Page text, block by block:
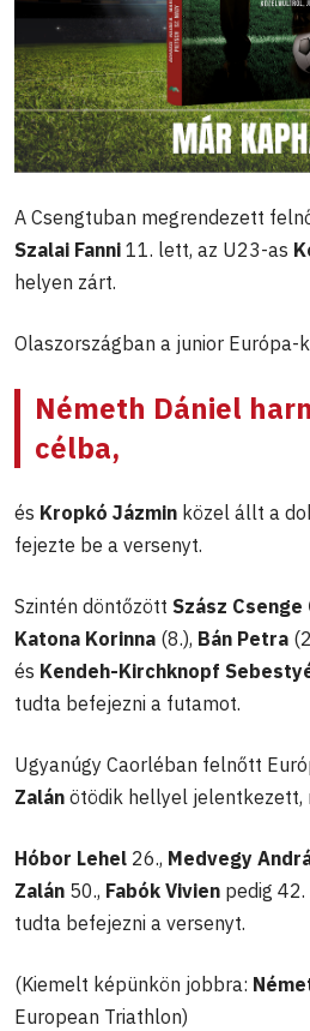
A Csengtuban megrendezett
Szalai Fanni 11. lett, az U23-as
helyen zárt.
Olaszországban a junior Európa-
Németh Dániel
célba,
és Kropkó Jázmin közel állt a
fejezte be a versenyt.
Szintén döntőzött Szász
Katona Korinna (8.), Bán Petra
és Kendeh-Kirchknopf
tudta befejezni a futamot.
Ugyanúgy Caorléban felnőtt
Zalán ötödik hellyel jelentkezett,
Hóbor Lehel 26., Medvegy
Zalán 50., Fabók Vivien pedig
tudta befejezni a versenyt.
(Kiemelt képünkön jobbra:
European Triathlon)